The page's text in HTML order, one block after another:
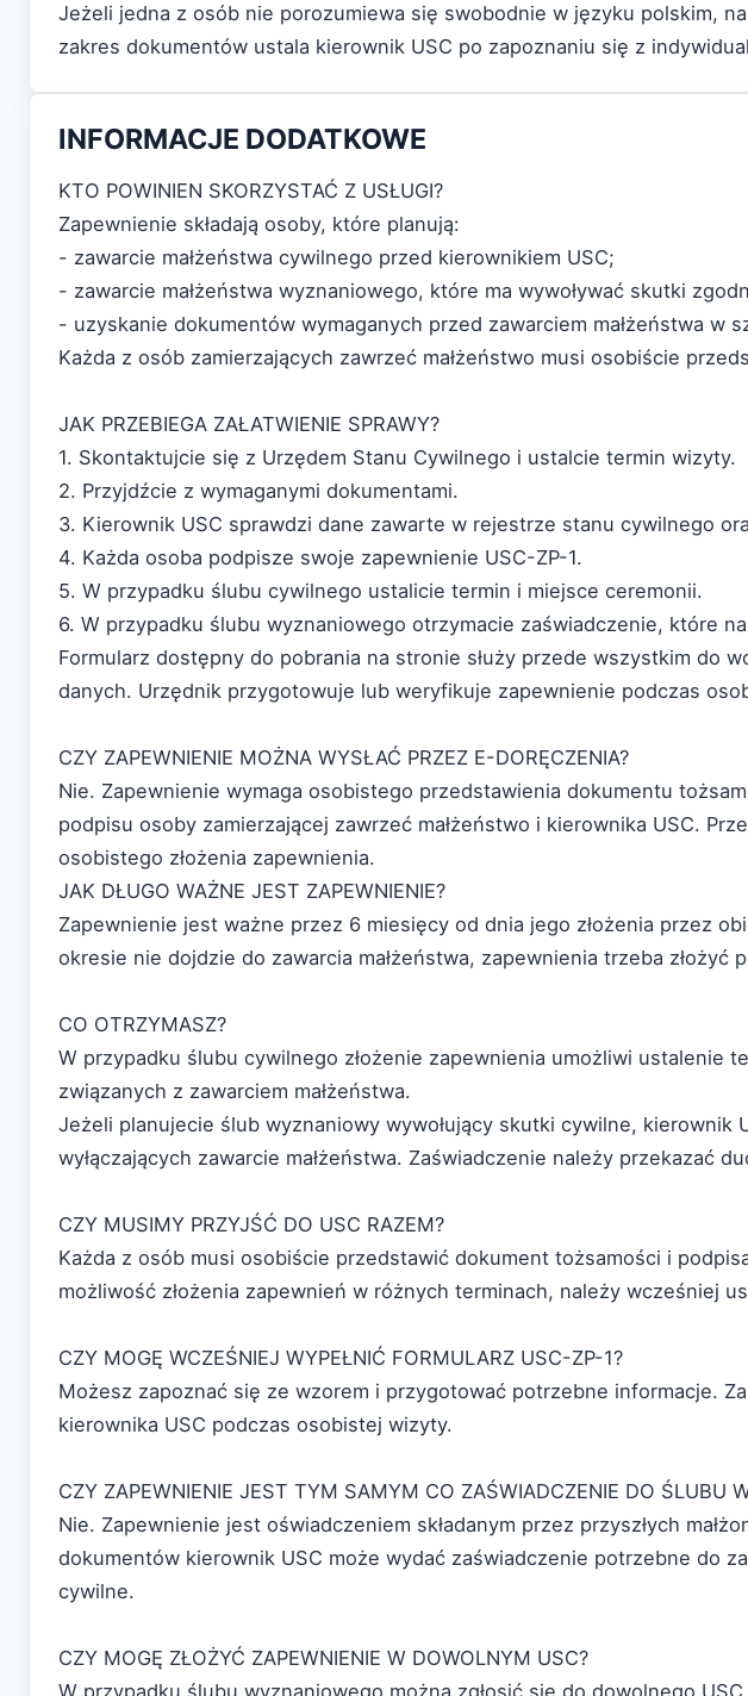
Jeżeli jedna z osób nie porozumiewa się swobodnie w języku polskim,
zakres dokumentów ustala kierownik USC po zapoznaniu się z
INFORMACJE DODATKOWE
KTO POWINIEN SKORZYSTAĆ Z USŁUGI?
Zapewnienie składają osoby, które planują:
- zawarcie małżeństwa cywilnego przed kierownikiem USC;
- zawarcie małżeństwa wyznaniowego, które ma wywoływać skutki
- uzyskanie dokumentów wymaganych przed zawarciem małżeństwa w
Każda z osób zamierzających zawrzeć małżeństwo musi osobiście
JAK PRZEBIEGA ZAŁATWIENIE SPRAWY?
1. Skontaktujcie się z Urzędem Stanu Cywilnego i ustalcie termin wizyty.
2. Przyjdźcie z wymaganymi dokumentami.
3. Kierownik USC sprawdzi dane zawarte w rejestrze stanu cywilnego
4. Każda osoba podpisze swoje zapewnienie USC-ZP-1.
5. W przypadku ślubu cywilnego ustalicie termin i miejsce ceremonii.
6. W przypadku ślubu wyznaniowego otrzymacie zaświadczenie, które
Formularz dostępny do pobrania na stronie służy przede wszystkim do
danych. Urzędnik przygotowuje lub weryfikuje zapewnienie podczas
CZY ZAPEWNIENIE MOŻNA WYSŁAĆ PRZEZ E-DORĘCZENIA?
Nie. Zapewnienie wymaga osobistego przedstawienia dokumentu
podpisu osoby zamierzającej zawrzeć małżeństwo i kierownika USC.
osobistego złożenia zapewnienia.
JAK DŁUGO WAŻNE JEST ZAPEWNIENIE?
Zapewnienie jest ważne przez 6 miesięcy od dnia jego złożenia przez
okresie nie dojdzie do zawarcia małżeństwa, zapewnienia trzeba złożyć
CO OTRZYMASZ?
W przypadku ślubu cywilnego złożenie zapewnienia umożliwi ustalenie
związanych z zawarciem małżeństwa.
Jeżeli planujecie ślub wyznaniowy wywołujący skutki cywilne,
wyłączających zawarcie małżeństwa. Zaświadczenie należy przekazać
CZY MUSIMY PRZYJŚĆ DO USC RAZEM?
Każda z osób musi osobiście przedstawić dokument tożsamości i
możliwość złożenia zapewnień w różnych terminach, należy wcześniej
CZY MOGĘ WCZEŚNIEJ WYPEŁNIĆ FORMULARZ USC-ZP-1?
Możesz zapoznać się ze wzorem i przygotować potrzebne informacje.
kierownika USC podczas osobistej wizyty.
CZY ZAPEWNIENIE JEST TYM SAMYM CO ZAŚWIADCZENIE DO ŚLUBU
Nie. Zapewnienie jest oświadczeniem składanym przez przyszłych
dokumentów kierownik USC może wydać zaświadczenie potrzebne do
cywilne.
CZY MOGĘ ZŁOŻYĆ ZAPEWNIENIE W DOWOLNYM USC?
W przypadku ślubu wyznaniowego można zgłosić się do dowolnego